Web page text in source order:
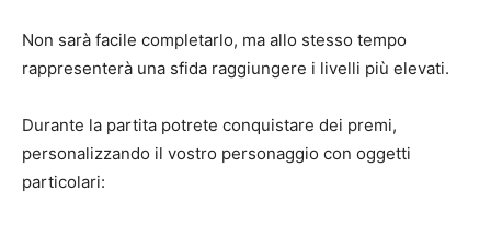
Non sarà facile completarlo, ma allo stesso tempo
rappresenterà una sfida raggiungere i livelli più elevati.
Durante la partita potrete conquistare dei premi,
personalizzando il vostro personaggio con oggetti
particolari: